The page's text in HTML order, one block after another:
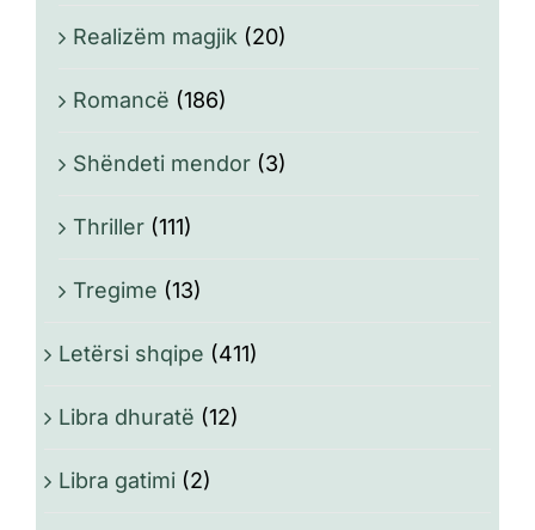
Realizëm magjik (20)
Romancë (186)
Shëndeti mendor (3)
Thriller (111)
Tregime (13)
Letërsi shqipe (411)
Libra dhuratë (12)
Libra gatimi (2)